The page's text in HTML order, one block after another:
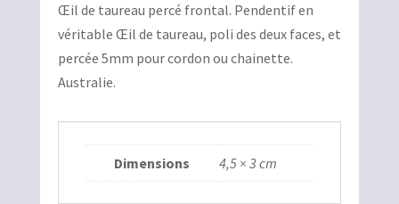
initial
était :
10,00€.
actuel
est :
6,00€.
Œil de taureau percé frontal. Pendentif en
véritable Œil de taureau, poli des deux faces, et
percée 5mm pour cordon ou chainette.
Australie.
Dimensions 4,5 × 3 cm